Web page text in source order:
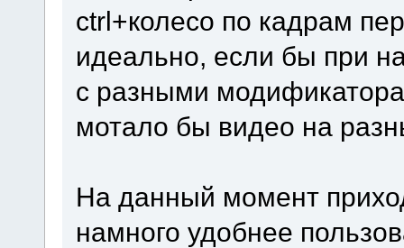
ctrl+колесо по кадрам
идеально, если бы при
с разными
мотало бы видео на
На данный момент
намного удобнее